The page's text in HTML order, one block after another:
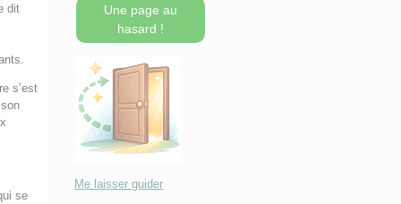
dit
s’est
se
Une page au
hasard !
Me laisser guider